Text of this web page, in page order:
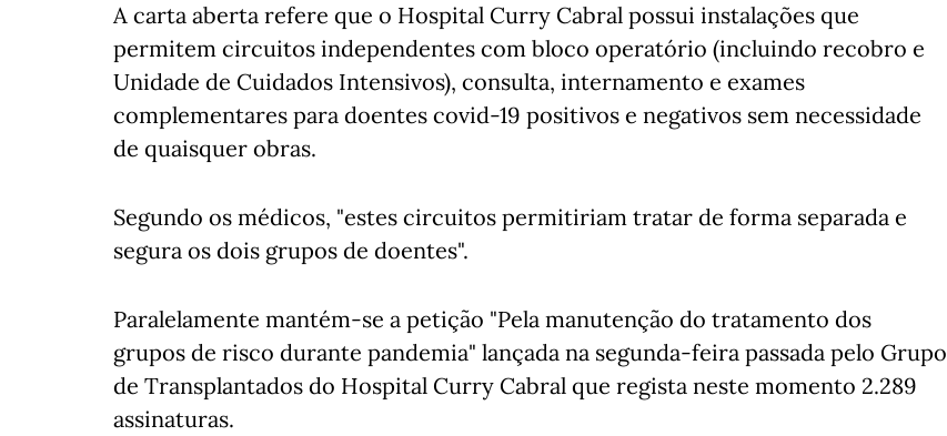
A carta aberta refere que o Hospital Curry Cabral possui instalações que
permitem circuitos independentes com bloco operatório (incluindo recobro e
Unidade de Cuidados Intensivos), consulta, internamento e exames
complementares para doentes covid-19 positivos e negativos sem necessidade
de quaisquer obras.
Segundo os médicos, "estes circuitos permitiriam tratar de forma separada e
segura os dois grupos de doentes".
Paralelamente mantém-se a petição "Pela manutenção do tratamento dos
grupos de risco durante pandemia" lançada na segunda-feira passada pelo Grupo
de Transplantados do Hospital Curry Cabral que regista neste momento 2.289
assinaturas.